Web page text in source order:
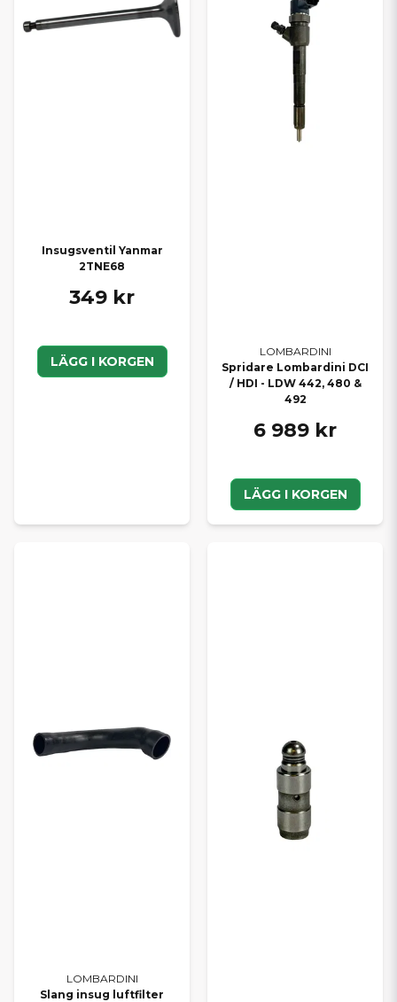
Insugsventil Yanmar
2TNE68
349 kr
LÄGG I KORGEN
LOMBARDINI
Spridare Lombardini DCI
/ HDI - LDW 442, 480 &
492
6 989 kr
LÄGG I KORGEN
LOMBARDINI
Slang insug luftfilter